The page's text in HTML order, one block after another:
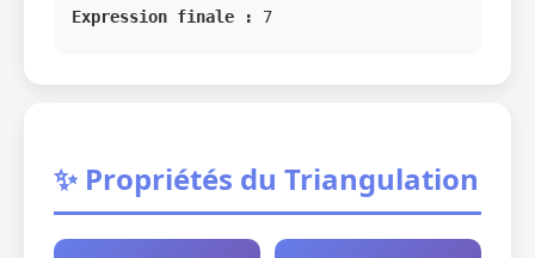
Expression finale :
7
✨ Propriétés du Triangulation